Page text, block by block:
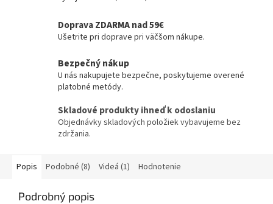
Doprava ZDARMA nad 59€
Ušetrite pri doprave pri väčšom nákupe.
Bezpečný nákup
U nás nakupujete bezpečne, poskytujeme overené
platobné metódy.
Skladové produkty ihneď k odoslaniu
Objednávky skladových položiek vybavujeme bez
zdržania.
Popis Podobné (8) Videá (1) Hodnotenie
Podrobný popis